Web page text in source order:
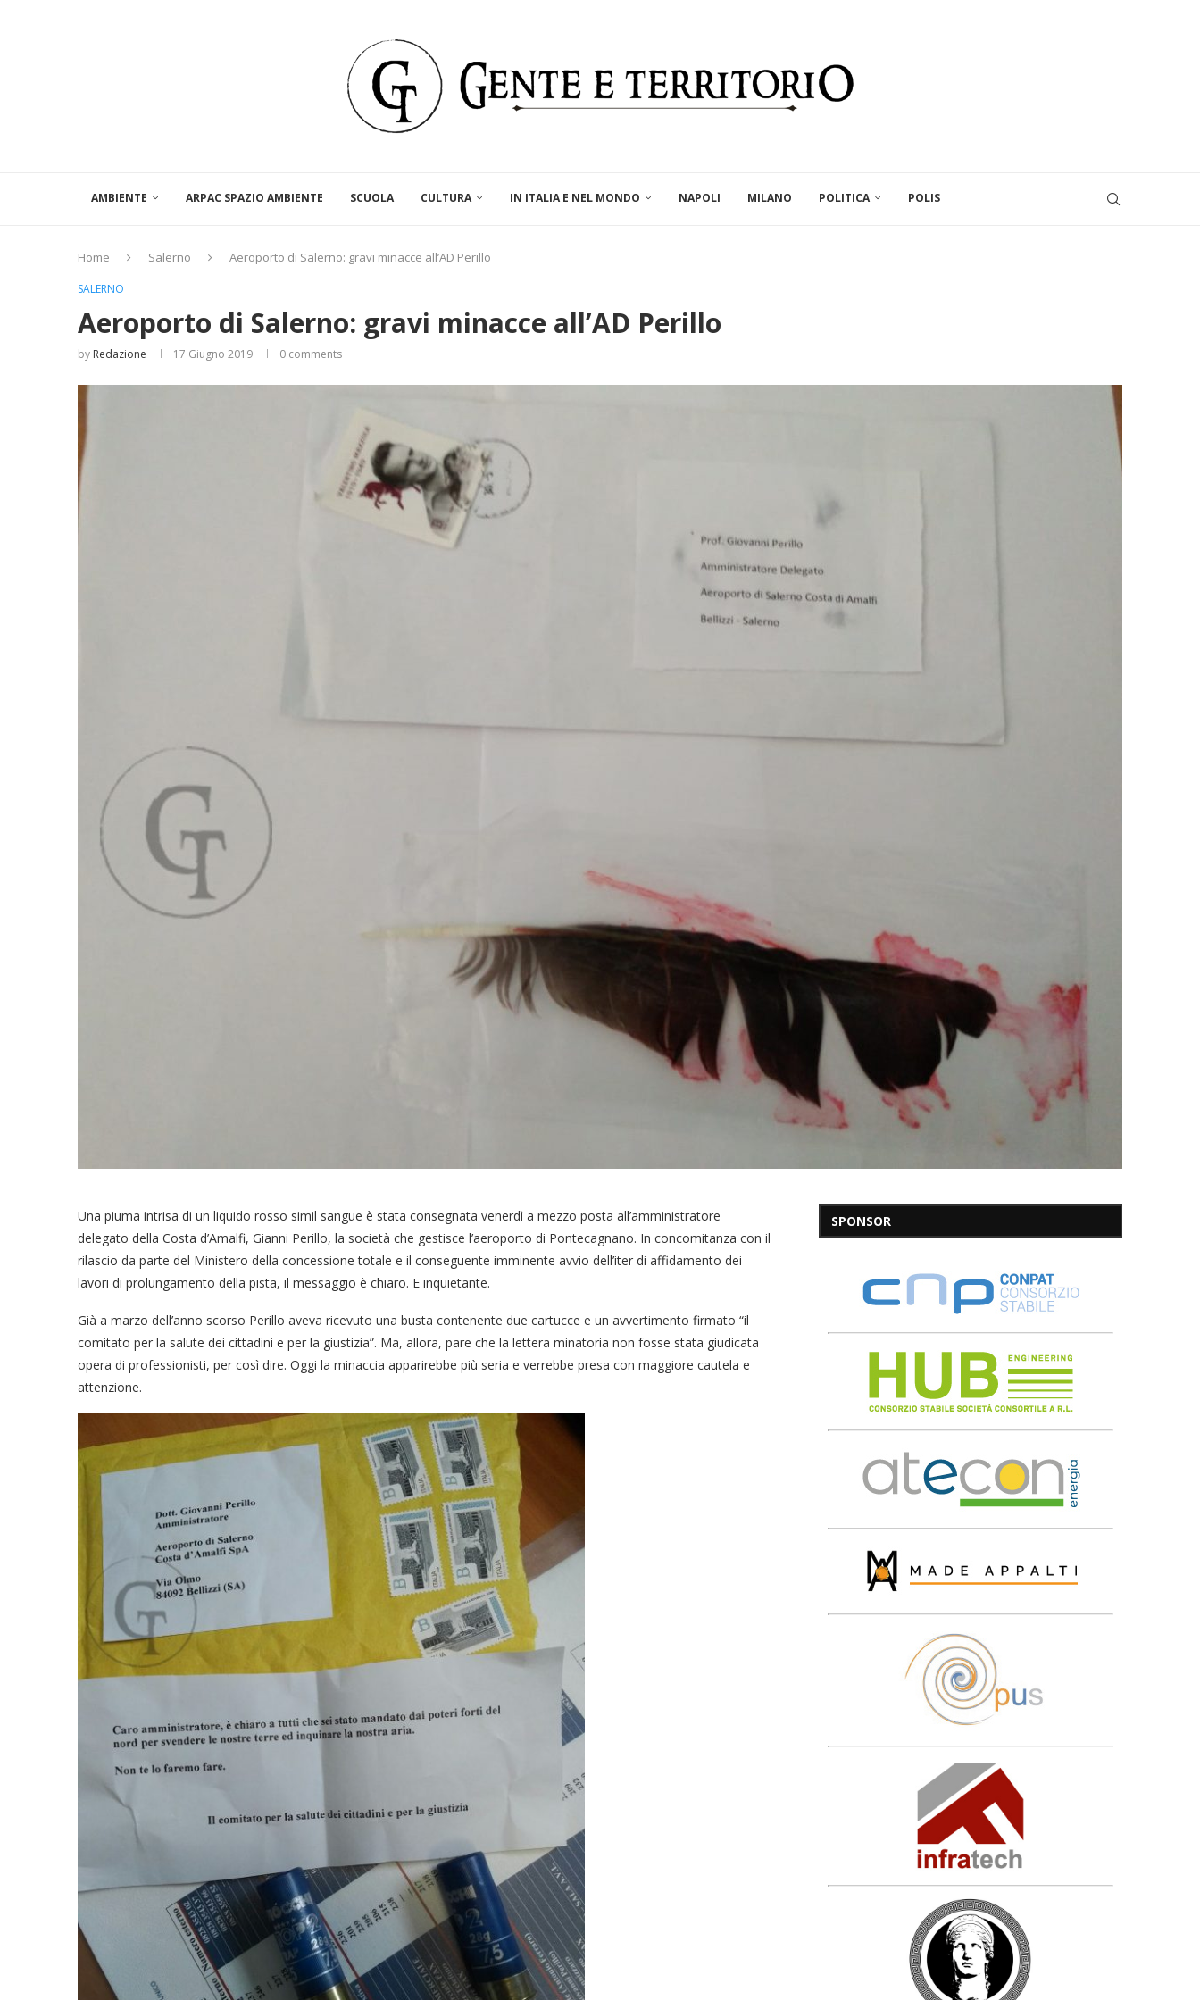
AMBIENTE ARPAC SPAZIO AMBIENTE SCUOLA CULTURA IN ITALIA E NEL MONDO NAPOLI MILANO POLITICA POLIS
Home Salerno Aeroporto di Salerno: gravi minacce all’AD Perillo
SALERNO
Aeroporto di Salerno: gravi minacce all’AD Perillo
by Redazione 17 Giugno 2019 0 comments
Una piuma intrisa di un liquido rosso simil sangue è stata consegnata venerdì a mezzo posta all’amministratore
delegato della Costa d’Amalfi, Gianni Perillo, la società che gestisce l’aeroporto di Pontecagnano. In concomitanza con il
rilascio da parte del Ministero della concessione totale e il conseguente imminente avvio dell’iter di affidamento dei
lavori di prolungamento della pista, il messaggio è chiaro. E inquietante.
Già a marzo dell’anno scorso Perillo aveva ricevuto una busta contenente due cartucce e un avvertimento firmato “il
comitato per la salute dei cittadini e per la giustizia”. Ma, allora, pare che la lettera minatoria non fosse stata giudicata
opera di professionisti, per così dire. Oggi la minaccia apparirebbe più seria e verrebbe presa con maggiore cautela e
attenzione.
SPONSOR